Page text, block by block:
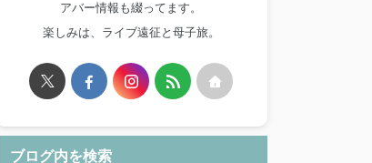
アバー情報も綴ってます。
楽しみは、ライブ遠征と母子旅。
ブログ内を検索